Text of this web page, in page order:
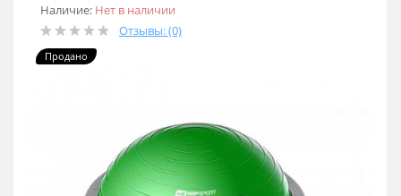
Наличие: Нет в наличии
Отзывы: (0)
Продано